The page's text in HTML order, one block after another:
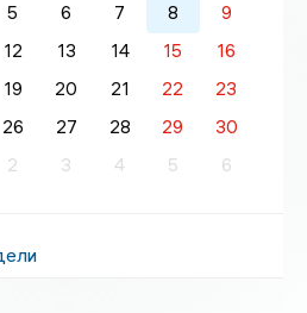
5 6 7 8
9
12 13 14 15
16
19 20 21 22
23
26 27 28 29
30
2 3 4 5 6